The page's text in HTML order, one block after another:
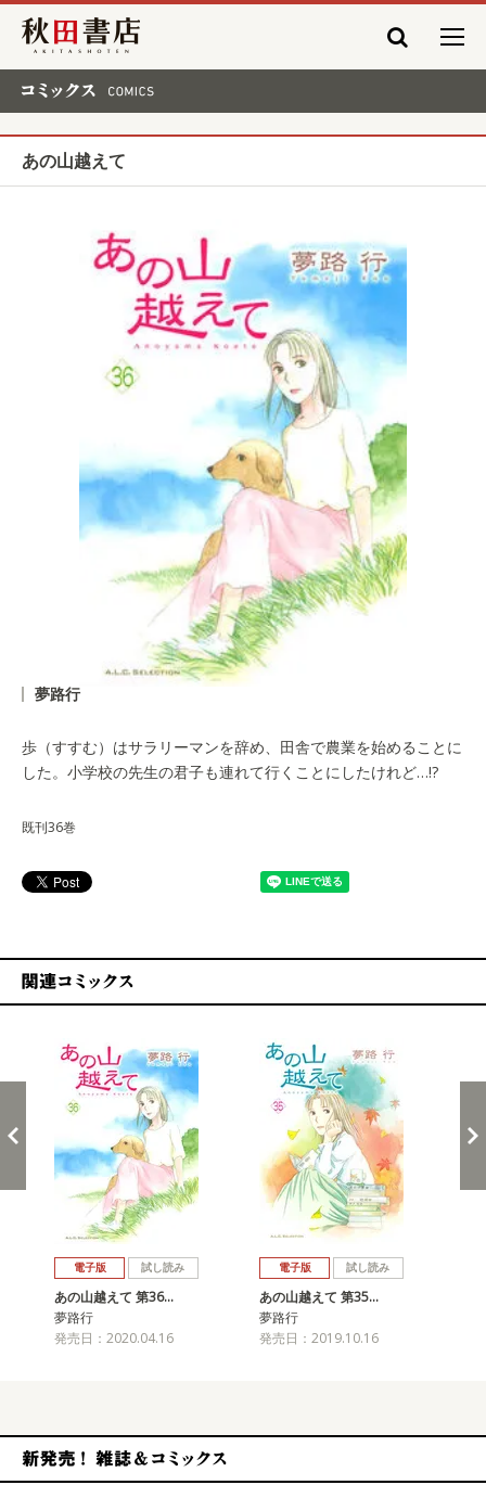
秋田書店
あの山越えて
夢路行
歩（すすむ）はサラリーマンを辞め、田舎で農業を始めることに
した。小学校の先生の君子も連れて行くことにしたけれど…!?
既刊36巻
電子版 試し読み
あの山越えて 第36…
夢路行
発売日：2020.04.16
電子版 試し読み
あの山越えて 第35…
夢路行
発売日：2019.10.16